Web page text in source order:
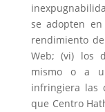
se adopten
rendimiento
Web; (vi) los
mismo o a
infringiera las
que Centro